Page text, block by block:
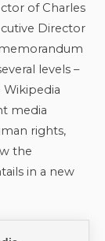
of Charles
Director
levels –
media
rights,
the
in a new